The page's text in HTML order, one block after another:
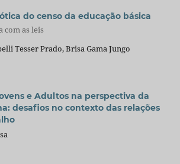
do censo da educação básica
com as leis
Tesser Prado, Brisa Gama Jungo
e Adultos na perspectiva da
desafios no contexto das relações